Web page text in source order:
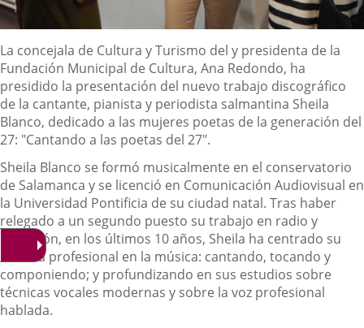
Descripción
La concejala de Cultura y Turismo del y presidenta de la
Fundación Municipal de Cultura, Ana Redondo, ha
presidido la presentación del nuevo trabajo discográfico
de la cantante, pianista y periodista salmantina Sheila
Blanco, dedicado a las mujeres poetas de la generación del
27: "Cantando a las poetas del 27".
Sheila Blanco se formó musicalmente en el conservatorio
de Salamanca y se licenció en Comunicación Audiovisual en
la Universidad Pontificia de su ciudad natal. Tras haber
relegado a un segundo puesto su trabajo en radio y
televisión, en los últimos 10 años, Sheila ha centrado su
carrera profesional en la música: cantando, tocando y
componiendo; y profundizando en sus estudios sobre
técnicas vocales modernas y sobre la voz profesional
hablada.